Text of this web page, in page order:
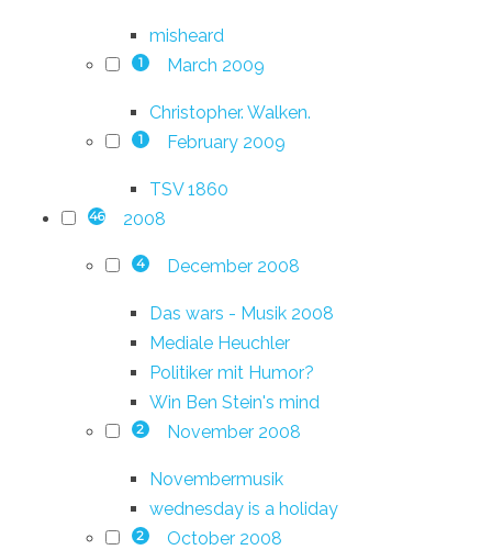
misheard
1 March 2009
Christopher. Walken.
1 February 2009
TSV 1860
46 2008
4 December 2008
Das wars - Musik 2008
Mediale Heuchler
Politiker mit Humor?
Win Ben Stein's mind
2 November 2008
Novembermusik
wednesday is a holiday
2 October 2008